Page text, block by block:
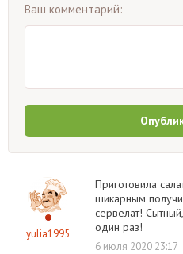
Ваш комментарий:
yulia1995
Приготовила
шикарным
сервелат!
один раз!
6 июля 2020 23:17